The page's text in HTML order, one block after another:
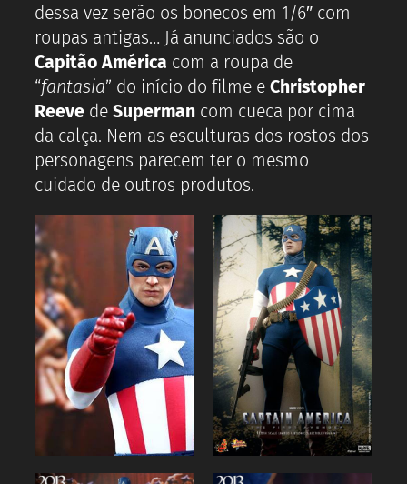
dessa vez serão os bonecos em 1/6″ com
roupas antigas… Já anunciados são o
Capitão América com a roupa de
“fantasia” do início do filme e Christopher
Reevede Superman com cueca por cima
da calça. Nem as esculturas dos rostos dos
personagens parecem ter o mesmo
cuidado de outros produtos.